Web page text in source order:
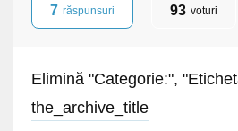
7 răspunsuri 93 voturi
Elimină "Categorie:",
the_archive_title